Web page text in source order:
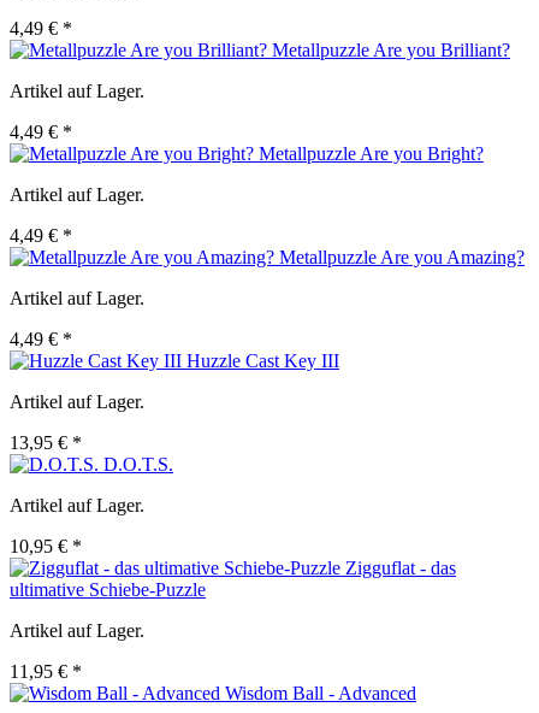
4,49 € *
Metallpuzzle Are you Brilliant?
Artikel auf Lager.
4,49 € *
Metallpuzzle Are you Bright?
Artikel auf Lager.
4,49 € *
Metallpuzzle Are you Amazing?
Artikel auf Lager.
4,49 € *
Huzzle Cast Key III
Artikel auf Lager.
13,95 € *
D.O.T.S.
Artikel auf Lager.
10,95 € *
Zigguflat - das
ultimative Schiebe-Puzzle
Artikel auf Lager.
11,95 € *
Wisdom Ball - Advanced